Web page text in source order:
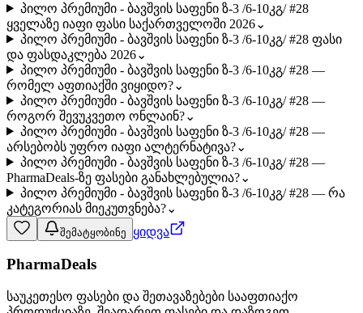
პილო პრემიუმი - ბავშვის საფენი ზ-3 /6-10კგ/ #28
ყველაზე იაფი ფასი საქართველოში 2026⌄
პილო პრემიუმი - ბავშვის საფენი ზ-3 /6-10კგ/ #28 ფასი
და ფასდაკლება 2026⌄
პილო პრემიუმი - ბავშვის საფენი ზ-3 /6-10კგ/ #28 —
რომელ აფთიაქში ვიყიდო?⌄
პილო პრემიუმი - ბავშვის საფენი ზ-3 /6-10კგ/ #28 —
როგორ შევუკვეთო ონლაინ?⌄
პილო პრემიუმი - ბავშვის საფენი ზ-3 /6-10კგ/ #28 —
არსებობს უფრო იაფი ალტერნატივა?⌄
პილო პრემიუმი - ბავშვის საფენი ზ-3 /6-10კგ/ #28 —
PharmaDeals-ზე ფასები განახლებულია?⌄
პილო პრემიუმი - ბავშვის საფენი ზ-3 /6-10კგ/ #28 — რა
კატეგორიას მიეკუთვნება?⌄
შემატყობინე ყიდვა
PharmaDeals
საუკეთესო ფასები და შეთავაზებები სააფთიაქო